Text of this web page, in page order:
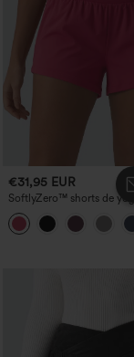
€31,95 EUR
SoftlyZero™ shorts de
InstantCool, talle alto
transpirables, 3'' con